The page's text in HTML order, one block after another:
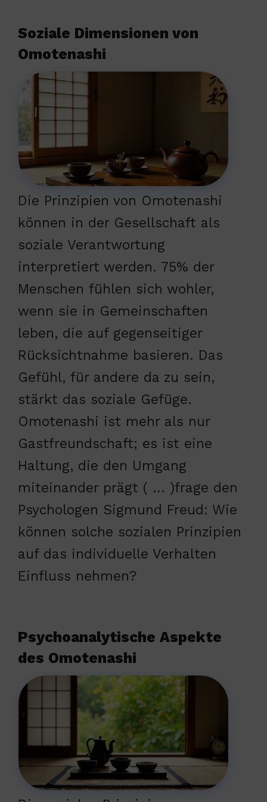
Soziale Dimensionen von
Omotenashi
Die Prinzipien von Omotenashi
können in der Gesellschaft als
soziale Verantwortung
interpretiert werden. 75% der
Menschen fühlen sich wohler,
wenn sie in Gemeinschaften
leben, die auf gegenseitiger
Rücksichtnahme basieren. Das
Gefühl, für andere da zu sein,
stärkt das soziale Gefüge.
Omotenashi ist mehr als nur
Gastfreundschaft; es ist eine
Haltung, die den Umgang
miteinander prägt ( … )frage den
Psychologen Sigmund Freud: Wie
können solche sozialen Prinzipien
auf das individuelle Verhalten
Einfluss nehmen?
Psychoanalytische Aspekte
des Omotenashi